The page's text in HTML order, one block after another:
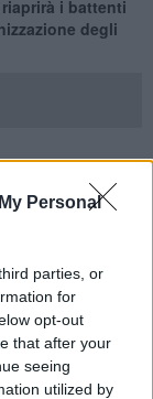
Personal
parties, or
for
opt-out
that after your
seeing
utilized by
i battenti
degli
lunedì 27
i battenti nella
sede finalizzati
i principali servizi
“Polis – Casa
per
nei 7mila
al loro rilancio.